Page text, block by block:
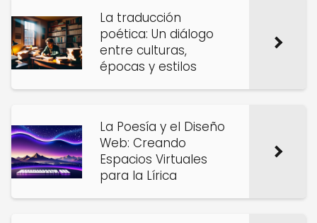
La traducción
poética: Un diálogo
entre culturas,
épocas y estilos
La Poesía y el Diseño
Web: Creando
Espacios Virtuales
para la Lírica